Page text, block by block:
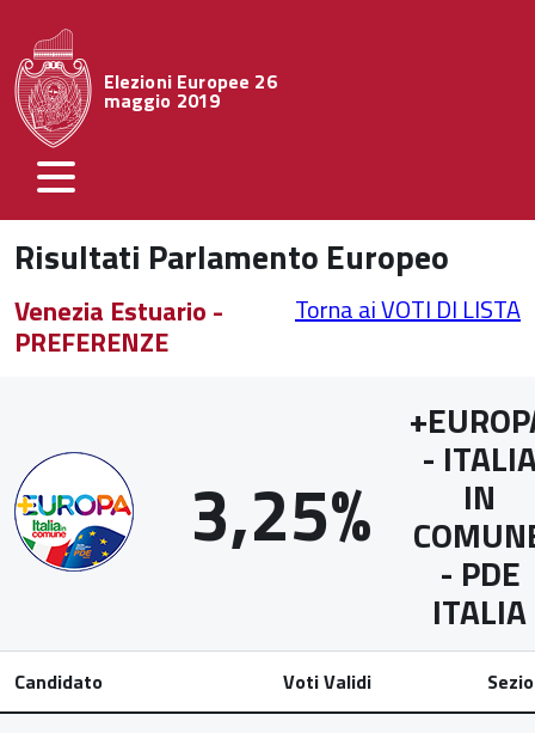
Elezioni Europee 26
maggio 2019
Risultati Parlamento Europeo
Venezia Estuario -
PREFERENZE
Torna ai VOTI DI LISTA
3,25%
-
IN
- PDE
ITALIA
Candidato Voti Validi